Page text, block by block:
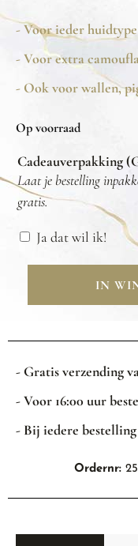
- Voor ieder huidtype
- Voor extra
- Ook voor wallen,
Op voorraad
Cadeauverpakking
Laat je bestelling
gratis.
Ja dat wil ik!
IN
- Gratis verzending
- Voor 16:00 uur
- Bij iedere
Ordernr: